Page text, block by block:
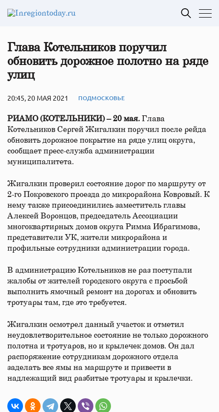
Глава Котельников поручил
обновить дорожное полотно на ряде
улиц
20:45, 20 МАЯ 2021 ПОДМОСКОВЬЕ
РИАМО (КОТЕЛЬНИКИ) – 20 мая. Глава
Котельников Сергей Жигалкин поручил после рейда
обновить дорожное покрытие на ряде улиц округа,
сообщает пресс-служба администрации
муниципалитета.
Жигалкин проверил состояние дорог по маршруту от
2-го Покровского проезда до микрорайона Ковровый. К
нему также присоединились заместитель главы
Алексей Воронцов, председатель Ассоциации
многоквартирных домов округа Римма Ибрагимова,
представители УК, жители микрорайона и
профильные сотрудники администрации города.
В администрацию Котельников не раз поступали
жалобы от жителей городского округа с просьбой
выполнить ямочный ремонт на дорогах и обновить
тротуары там, где это требуется.
Жигалкин осмотрел данный участок и отметил
неудовлетворительное состояние не только дорожного
полотна и тротуаров, но и крылечек домов. Он дал
распоряжение сотрудникам дорожного отдела
заделать все ямы на маршруте и привести в
надлежащий вид разбитые тротуары и крылечки.